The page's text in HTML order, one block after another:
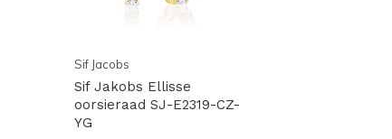
Sif Jacobs
Sif Jakobs Ellisse
oorsieraad SJ-E2319-CZ-
YG